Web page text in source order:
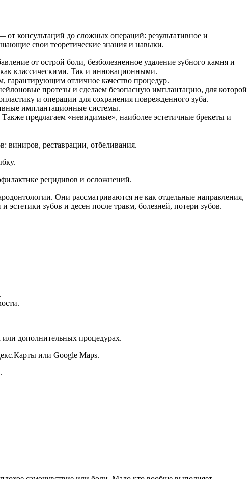
консультаций до сложных операций: результативное и
свои теоретические знания и навыки.
от острой боли, безболезненное удаление зубного камня и
как классическими. Так и инновационными.
гарантирующим отличное качество процедур.
протезы и сделаем безопасную имплантацию, для которой
и операции для сохранения поврежденного зуба.
имплантационные системы.
предлагаем «невидимые», наиболее эстетичные брекеты и
виниров, реставрации, отбеливания.
рецидивов и осложнений.
Они рассматриваются не как отдельные направления,
зубов и десен после травм, болезней, потери зубов.
дополнительных процедурах.
или Google Maps.